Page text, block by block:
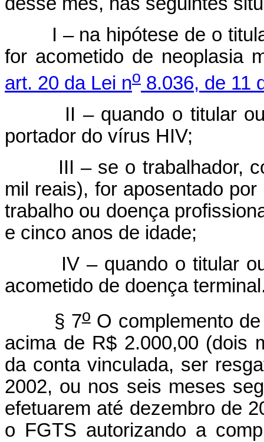
I – na hipótese de o titular
for acometido de neoplasia
art. 20 da Lei no 8.036, de 11
II – quando o titular ou
portador do vírus HIV;
III – se o trabalhador,
mil reais), for aposentado
trabalho ou doença
e cinco anos de idade;
IV – quando o titular ou
acometido de doença
§ 7oO complemento
acima de R$ 2.000,00 (dois
da conta vinculada, ser
2002, ou nos seis meses
efetuarem até dezembro de
o FGTS autorizando a